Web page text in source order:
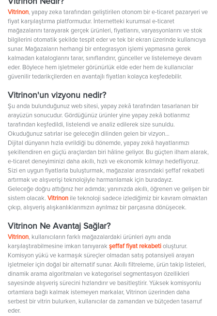
Vitrinon, yapay zeka tarafından geliştirilen otonom bir e-ticaret pazaryeri ve
fiyat karşılaştırma platformudur. İnternetteki kurumsal e-ticaret
mağazalarını tarayarak gerçek ürünleri, fiyatlarını, varyasyonlarını ve stok
bilgilerini otomatik şekilde tespit eder ve tek bir ekran üzerinde kullanıcıya
sunar. Mağazaların herhangi bir entegrasyon işlemi yapmasına gerek
kalmadan kataloglarını tarar, sınıflandırır, günceller ve listelemeye devam
eder. Böylece hem işletmeler görünürlük elde eder hem de kullanıcılar
güvenilir tedarikçilerden en avantajlı fiyatları kolayca keşfedebilir.
Vitrinon'un vizyonu nedir?
Şu anda bulunduğunuz web sitesi, yapay zekâ tarafından tasarlanan bir
arayüzün sonucudur. Gördüğünüz ürünler yine yapay zekâ botlarımız
tarafından keşfedildi, listelendi ve analiz edilerek size sunuldu.
Okuduğunuz satırlar ise geleceğin dilinden gelen bir vizyon…
Dijital dünyanın hızla evrildiği bu dönemde, yapay zekâ hayatlarımızı
şekillendiren en güçlü araçlardan biri hâline geliyor. Bu güçten ilham alarak,
e-ticaret deneyiminizi daha akıllı, hızlı ve ekonomik kılmayı hedefliyoruz.
Sizi en uygun fiyatlarla buluşturmak, mağazalar arasındaki şeffaf rekabeti
artırmak ve alışverişi teknolojiyle harmanlamak için buradayız.
Geleceğe doğru attığınız her adımda; yanınızda akıllı, öğrenen ve gelişen bir
sistem olacak. Vitrinon ile teknoloji sadece izlediğimiz bir kavram olmaktan
çıkıp, alışveriş alışkanlıklarımızın ayrılmaz bir parçasına dönüşecek.
Vitrinon Ne Avantaj Sağlar?
Vitrinon, kullanıcıların farklı mağazalardaki ürünleri aynı anda
karşılaştırabilmesine imkan tanıyarak şeffaf fiyat rekabetioluşturur.
Komisyon yükü ve karmaşık süreçler olmadan satış potansiyeli arayan
işletmeler için doğal bir alternatif sunar. Akıllı filtreleme, ürün takip listeleri,
dinamik arama algoritmaları ve kategorisel segmentasyon özellikleri
sayesinde alışveriş sürecini hızlandırır ve basitleştirir. Yüksek komisyonlu
ortamlara bağlı kalmak istemeyen markalar, Vitrinon üzerinden daha
serbest bir vitrin bulurken, kullanıcılar da zamandan ve bütçeden tasarruf
eder.